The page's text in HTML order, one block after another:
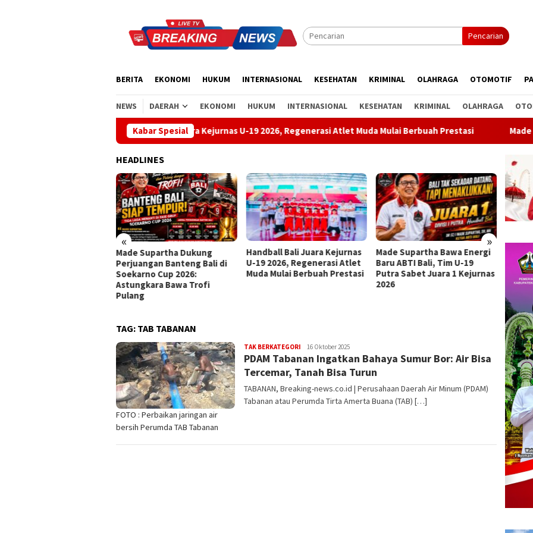
Pencarian
BERITA EKONOMI HUKUM INTERNASIONAL KESEHATAN KRIMINAL OLAHRAGA OTOMOTIF
NEWS DAERAH EKONOMI HUKUM INTERNASIONAL KESEHATAN KRIMINAL OLAHRAGA
Kabar Spesial
Handball Bali Juara Kejurnas U-19 2026, Regenerasi Atlet Muda Mulai Berbuah Prestasi Made Supartha Bawa
HEADLINES
« »
Handball Bali Juara Kejurnas
U-19 2026, Regenerasi Atlet
Muda Mulai Berbuah Prestasi
Made Supartha Bawa Energi
Baru ABTI Bali, Tim U-19
Putra Sabet Juara 1 Kejurnas
GOW Bangli Sosialisasikan
Pencegahan Bullying di SMPN
1 Kintamani
Tukik
TAG: TAB TABANAN
FOTO : Perbaikan jaringan air
bersih Perumda TAB Tabanan
TAK BERKATEGORI Redaksi
16 Oktober 2025
PDAM Tabanan Ingatkan Bahaya Sumur Bor: Air Bisa
Tercemar, Tanah Bisa Turun
TABANAN, Breaking-news.co.id | Perusahaan Daerah Air Minum (PDAM)
Tabanan atau Perumda Tirta Amerta Buana (TAB) […]